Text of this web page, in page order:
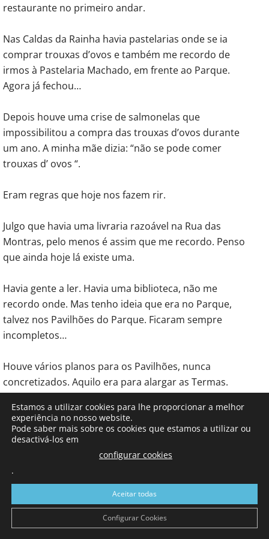
restaurante no primeiro andar.
Nas Caldas da Rainha havia pastelarias onde se ia
comprar trouxas d’ovos e também me recordo de
irmos à Pastelaria Machado, em frente ao Parque.
Agora já fechou…
Depois houve uma crise de salmonelas que
impossibilitou a compra das trouxas d’ovos durante
um ano. A minha mãe dizia: “não se pode comer
trouxas d’ ovos “.
Eram regras que hoje nos fazem rir.
Julgo que havia uma livraria razoável na Rua das
Montras, pelo menos é assim que me recordo. Penso
que ainda hoje lá existe uma.
Havia gente a ler. Havia uma biblioteca, não me
recordo onde. Mas tenho ideia que era no Parque,
talvez nos Pavilhões do Parque. Ficaram sempre
incompletos…
Houve vários planos para os Pavilhões, nunca
concretizados. Aquilo era para alargar as Termas.
As Caldas da Rainha tinham uma oferta comercial
interessante.
Havia ali uns eventos… umas feiras…
Havia a Feira do 15 de Agosto e a tourada. Quando
era miúdo, fui várias vezes à tourada.
Estamos a utilizar cookies para lhe proporcionar a melhor
experiência no nosso website.
Pode saber mais sobre os cookies que estamos a utilizar ou
desactivá-los em
configurar cookies
.
Aceitar todas
Configurar Cookies